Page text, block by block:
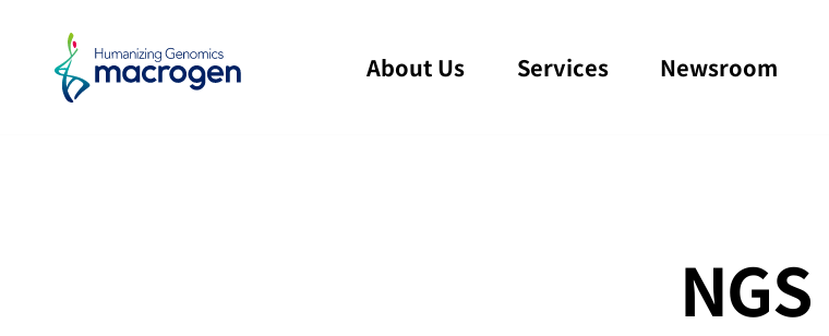
About Us Services Newsroom
NGS